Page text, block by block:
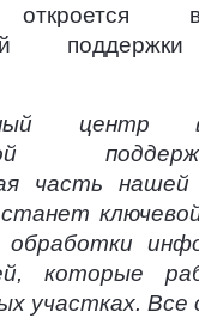
часть
которые
участках.